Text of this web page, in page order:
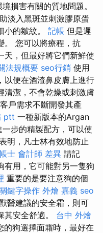
損害有關的質地問題。
淡入黑斑並刺激膠原蛋
小的皺紋。 記帳 但是遲
。 您可以將療程，抗
天，但最好將它們新鮮使
法規概要 seo行銷 使用
以便在酒渣鼻皮膚上進行
清潔，不會乾燥或刺激膚
戶需求不斷開發其產
ptt 一種新版本的Argan
步的精製配方，可以使
明，凡士林有效地防止
士 會計師 差異 請記
有用，它可能對另一隻狗
重要的是要注意狗的個
鍵字操作 外燴 嘉義 seo
醫建議的安全霜，則可
其安全舒適。 台中 外燴
的狗選擇面霜時，最好在